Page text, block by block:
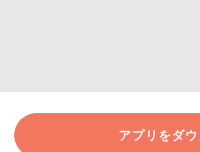
アプリをダ